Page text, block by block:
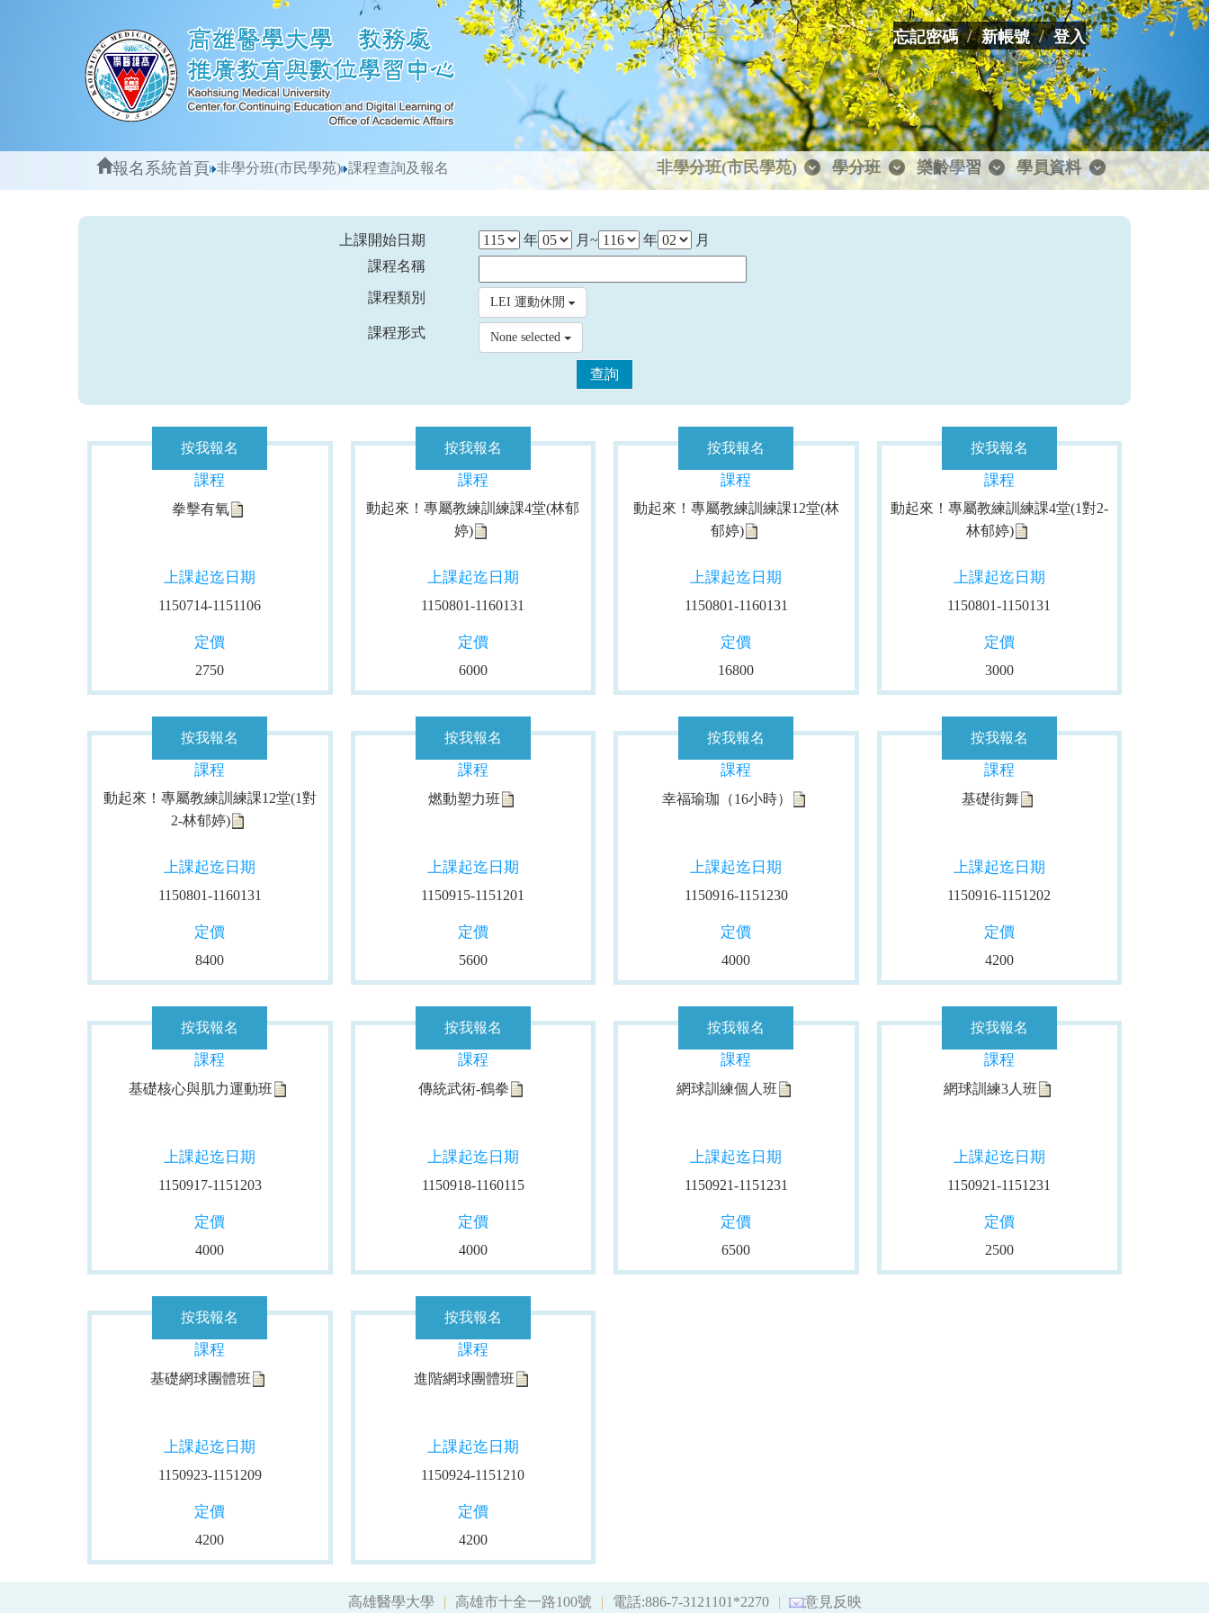
忘記密碼 新帳號 登入
報名系統首頁 非學分班(市民學苑) 課程查詢及報名 非學分班(市民學苑) 學分班 樂齡學習 學員資料
上課開始日期 年 月~ 年
月
課程名稱
課程類別 LEI 運動休閒
課程形式 None selected
查詢
課程
拳擊有氧
上課起迄日期
1150714-1151106
定價
2750
課程
動起來！專屬教練訓練課4堂(林郁
婷)
上課起迄日期
1150801-1160131
定價
6000
課程
動起來！專屬教練訓練課12堂(林
郁婷)
上課起迄日期
1150801-1160131
定價
16800
課程
動起來！專屬教練訓練課4堂(1對2-
林郁婷)
上課起迄日期
1150801-1150131
定價
3000
課程
動起來！專屬教練訓練課12堂(1對
2-林郁婷)
上課起迄日期
1150801-1160131
定價
8400
課程
燃動塑力班
上課起迄日期
1150915-1151201
定價
5600
課程
幸福瑜珈（16小時）
上課起迄日期
1150916-1151230
定價
4000
課程
基礎街舞
上課起迄日期
1150916-1151202
定價
4200
課程
基礎核心與肌力運動班
上課起迄日期
1150917-1151203
定價
4000
課程
傳統武術-鶴拳
上課起迄日期
1150918-1160115
定價
4000
課程
網球訓練個人班
上課起迄日期
1150921-1151231
定價
6500
課程
網球訓練3人班
上課起迄日期
1150921-1151231
定價
2500
課程
基礎網球團體班
上課起迄日期
1150923-1151209
定價
4200
課程
進階網球團體班
上課起迄日期
1150924-1151210
定價
4200
高雄醫學大學 高雄市十全一路100號 電話:886-7-3121101*2270 意見反映